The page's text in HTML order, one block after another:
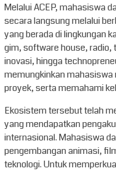
Melalui ACEP, mahasiswa
secara langsung melalui
yang berada di lingkungan
gim, software house,
inovasi, hingga
memungkinkan
proyek, serta memahami
Ekosistem tersebut telah
yang mendapatkan
internasional. Mahasiswa
pengembangan animasi,
teknologi. Untuk